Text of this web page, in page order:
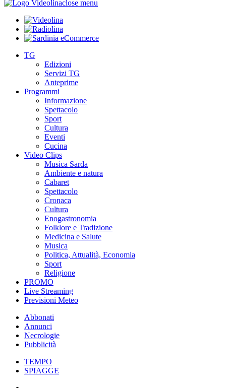
close menu
TG
Edizioni
Servizi TG
Anteprime
Programmi
Informazione
Spettacolo
Sport
Cultura
Eventi
Cucina
Video Clips
Musica Sarda
Ambiente e natura
Cabaret
Spettacolo
Cronaca
Cultura
Enogastronomia
Folklore e Tradizione
Medicina e Salute
Musica
Politica, Attualità, Economia
Sport
Religione
PROMO
Live Streaming
Previsioni Meteo
Abbonati
Annunci
Necrologie
Pubblicità
TEMPO
SPIAGGE